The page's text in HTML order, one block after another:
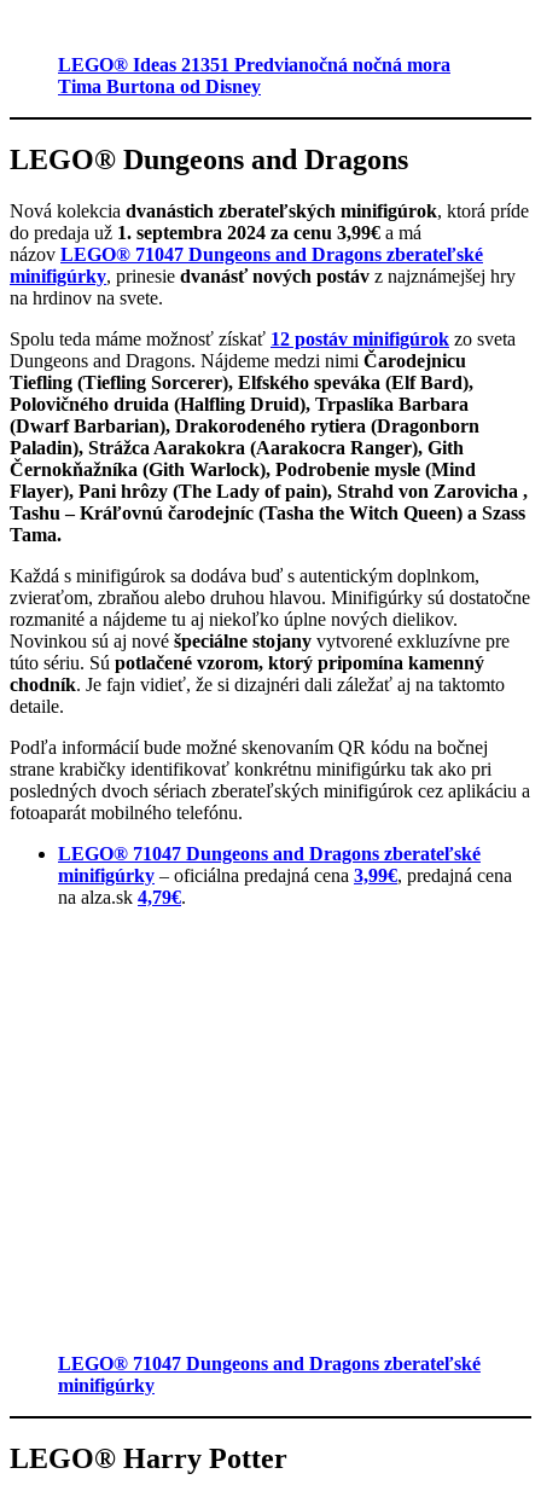
LEGO® Ideas 21351 Predvianočná nočná mora
Tima Burtona od Disney
LEGO® Dungeons and Dragons
Nová kolekcia dvanástich zberateľských minifigúrok, ktorá príde
do predaja už 1. septembra 2024 za cenu 3,99€ a má
názov LEGO® 71047 Dungeons and Dragons zberateľské
minifigúrky, prinesie dvanásť nových postáv z najznámejšej hry
na hrdinov na svete.
Spolu teda máme možnosť získať 12 postáv minifigúrok zo sveta
Dungeons and Dragons. Nájdeme medzi nimi Čarodejnicu
Tiefling (Tiefling Sorcerer), Elfského speváka (Elf Bard),
Polovičného druida (Halfling Druid), Trpaslíka Barbara
(Dwarf Barbarian), Drakorodeného rytiera (Dragonborn
Paladin), Strážca Aarakokra (Aarakocra Ranger), Gith
Černokňažníka (Gith Warlock), Podrobenie mysle (Mind
Flayer), Pani hrôzy (The Lady of pain), Strahd von Zarovicha ,
Tashu – Kráľovnú čarodejníc (Tasha the Witch Queen) a Szass
Tama.
Každá s minifigúrok sa dodáva buď s autentickým doplnkom,
zvieraťom, zbraňou alebo druhou hlavou. Minifigúrky sú dostatočne
rozmanité a nájdeme tu aj niekoľko úplne nových dielikov.
Novinkou sú aj nové špeciálne stojany vytvorené exkluzívne pre
túto sériu. Sú potlačené vzorom, ktorý pripomína kamenný
chodník. Je fajn vidieť, že si dizajnéri dali záležať aj na taktomto
detaile.
Podľa informácií bude možné skenovaním QR kódu na bočnej
strane krabičky identifikovať konkrétnu minifigúrku tak ako pri
posledných dvoch sériach zberateľských minifigúrok cez aplikáciu a
fotoaparát mobilného telefónu.
LEGO® 71047 Dungeons and Dragons zberateľské
minifigúrky – oficiálna predajná cena 3,99€, predajná cena
na alza.sk 4,79€.
LEGO® 71047 Dungeons and Dragons zberateľské
minifigúrky
LEGO® Harry Potter